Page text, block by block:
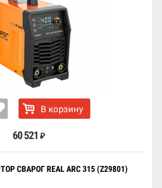
В корзину
60 521 ₽
СВАРОГ REAL ARC 315 (Z29801)